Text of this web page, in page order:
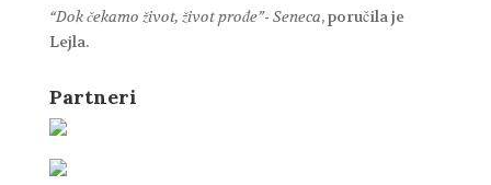
“Dok čekamo život, život prođe”- Seneca, poručila je
Lejla.
Partneri